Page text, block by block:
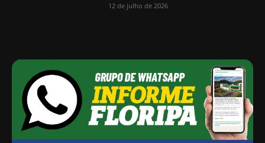
12 de julho de 2026